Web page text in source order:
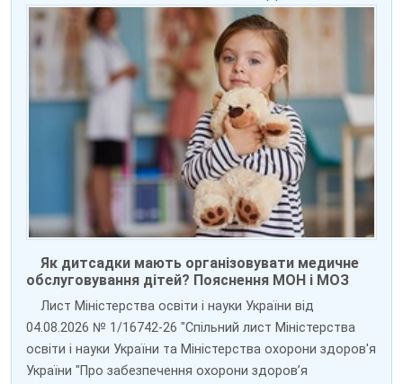
Як дитсадки мають організовувати медичне
обслуговування дітей? Пояснення МОН і МОЗ
Лист Міністерства освіти і науки України від
04.08.2026 № 1/16742-26 "Спільний лист Міністерства
освіти і науки України та Міністерства охорони здоров'я
України "Про забезпечення охорони здоров’я